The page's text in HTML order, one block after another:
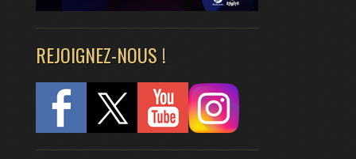
REJOIGNEZ-NOUS !